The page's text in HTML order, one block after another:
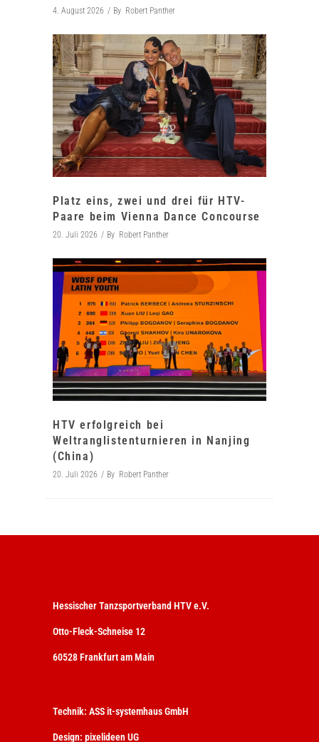
4. August 2026 By Robert Panther
Platz eins, zwei und drei für HTV-
Paare beim Vienna Dance Concourse
20. Juli 2026 By Robert Panther
HTV erfolgreich bei
Weltranglistenturnieren in Nanjing
(China)
20. Juli 2026 By Robert Panther
Hessischer Tanzsportverband HTV e.V.
Otto-Fleck-Schneise 12
60528 Frankfurt am Main
Technik: ASS it-systemhaus GmbH
Design: pixelideen UG